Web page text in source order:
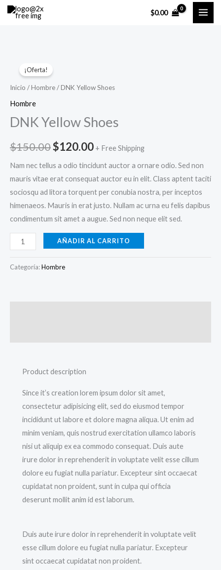
$0.00
¡Oferta!
Inicio /Hombre/ DNK Yellow Shoes
Hombre
DNK Yellow Shoes
$150.00
precio
era:
$150.00.
$120.00
precio
es:
$120.00.
+ Free Shipping
Nam nec tellus a odio tincidunt auctor a ornare odio. Sed non
mauris vitae erat consequat auctor eu in elit. Class aptent taciti
sociosqu ad litora torquent per conubia nostra, per inceptos
himenaeos. Mauris in erat justo. Nullam ac urna eu felis dapibus
condimentum sit amet a augue. Sed non neque elit sed.
Yellow
Shoes
cantidad
AÑADIR AL CARRITO
Categoría:Hombre
Product description
Since it’s creation lorem ipsum dolor sit amet,
consectetur adipisicing elit, sed do eiusmod tempor
incididunt ut labore et dolore magna aliqua. Ut enim ad
minim veniam, quis nostrud exercitation ullamco laboris
nisi ut aliquip ex ea commodo consequat. Duis aute
irure dolor in reprehenderit in voluptate velit esse cillum
dolore eu fugiat nulla pariatur. Excepteur sint occaecat
cupidatat non proident, sunt in culpa qui officia
deserunt mollit anim id est laborum.
Duis aute irure dolor in reprehenderit in voluptate velit
esse cillum dolore eu fugiat nulla pariatur. Excepteur
sint occaecat cupidatat non proident.